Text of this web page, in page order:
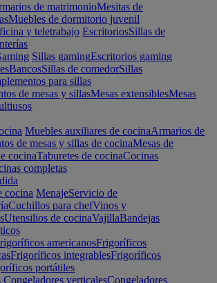
de matrimonioMesitas de
Muebles de dormitorio juvenil
y teletrabajo EscritoriosSillas de
Sillas gamingEscritorios gaming
BancosSillas de comedorSillas
para sillas
de mesas y sillasMesas extensiblesMesas
Muebles auxiliares de cocinaArmarios de
de mesas y sillas de cocinaMesas de
cocinaTaburetes de cocinaCocinas
completas
cocina MenajeServicio de
Cuchillos para chefVinos y
Utensilios de cocinaVajillaBandejas
americanosFrigoríficos
Frigoríficos integrablesFrigoríficos
portátiles
Congeladores verticalesCongeladores